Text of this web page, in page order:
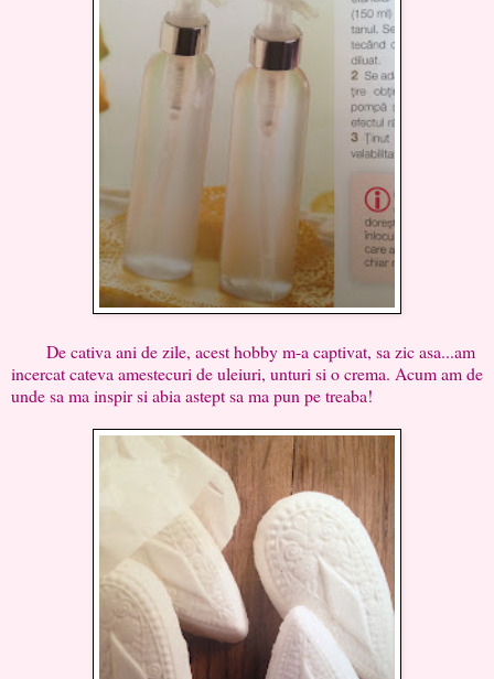
De cativa ani de zile, acest hobby m-a captivat, sa zic asa...am
incercat cateva amestecuri de uleiuri, unturi si o crema. Acum am de
unde sa ma inspir si abia astept sa ma pun pe treaba!